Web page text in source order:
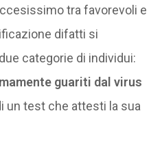
tra favorevoli e
difatti si
categorie di individui:
guariti dal virus
un test che attesti la sua